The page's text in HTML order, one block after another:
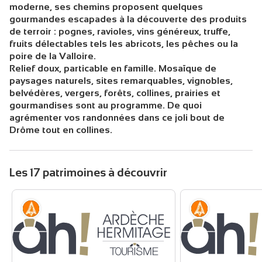
moderne, ses chemins proposent quelques
gourmandes escapades à la découverte des produits
de terroir : pognes, ravioles, vins généreux, truffe,
fruits délectables tels les abricots, les pêches ou la
poire de la Valloire.
Relief doux, particable en famille. Mosaïque de
paysages naturels, sites remarquables, vignobles,
belvédères, vergers, forêts, collines, prairies et
gourmandises sont au programme. De quoi
agrémenter vos randonnées dans ce joli bout de
Drôme tout en collines.
Les 17 patrimoines à découvrir